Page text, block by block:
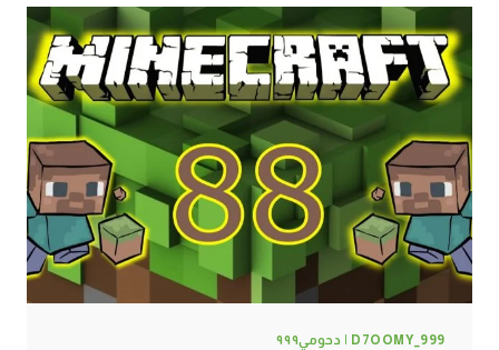
البرتقالي
#89
89#
MINECRAFT
:
D7OOMY999
D7OOMY_999 | دحومي٩٩٩